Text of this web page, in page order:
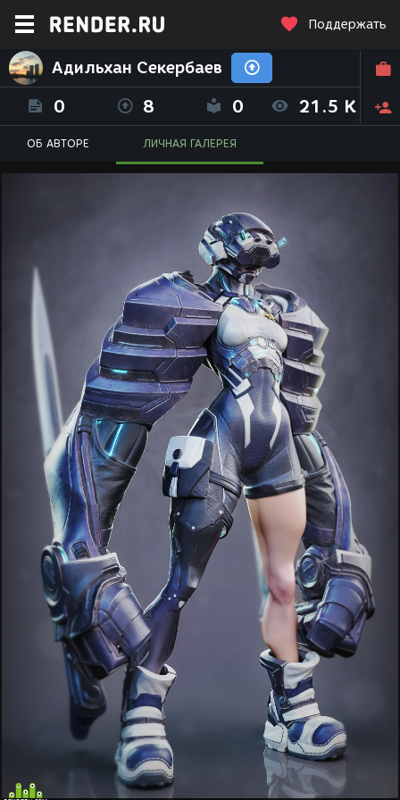
Поддержать
Адильхан Секербаев
0 8 0 21.5 K
ОБ АВТОРЕ ЛИЧНАЯ ГАЛЕРЕЯ